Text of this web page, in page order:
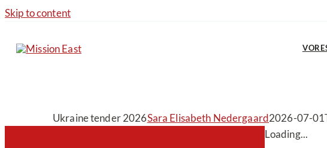
Skip to content
Ukraine tender 2026Sara Elisabeth Nedergaard2026-07-
Loading...